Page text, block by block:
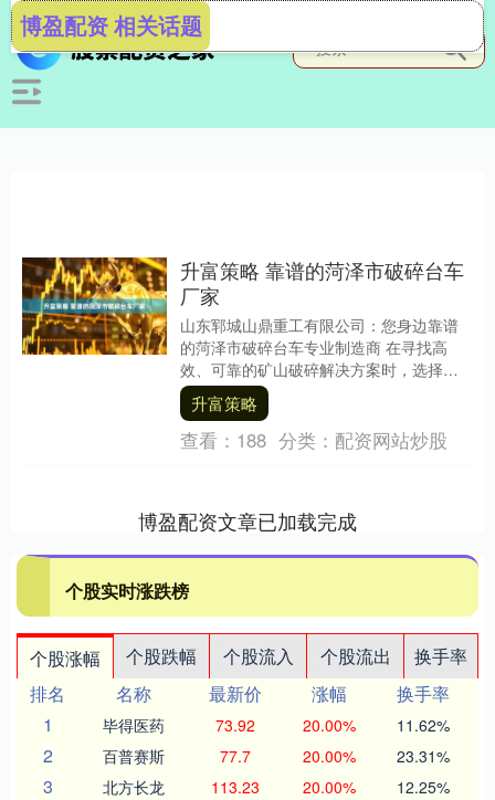
博盈配资 相关话题
升富策略 靠谱的菏泽市破碎台车
厂家
山东郓城山鼎重工有限公司：您身边靠谱
的菏泽市破碎台车专业制造商 在寻找高
效、可靠的矿山破碎解决方案时，选择一
家技术实力雄厚、服务网络完善的本地厂
家至关重要。山东....
升富策略
查看： 188 分类： 配资网站炒股
博盈配资文章已加载完成
个股实时涨跌榜
个股涨幅 个股跌幅 个股流入 个股流出
换手率
排名
名称 最新价 涨幅
换手率
1
毕得医药 73.92 20.00% 11.62%
2 百普赛斯 77.7 20.00% 23.31%
3 北方长龙 113.23 20.00% 12.25%